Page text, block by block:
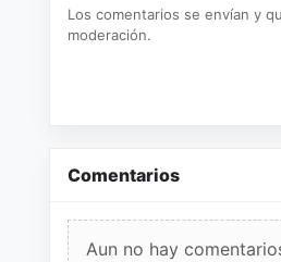
Los comentarios se envían y
moderación.
Comentarios
Aun no hay